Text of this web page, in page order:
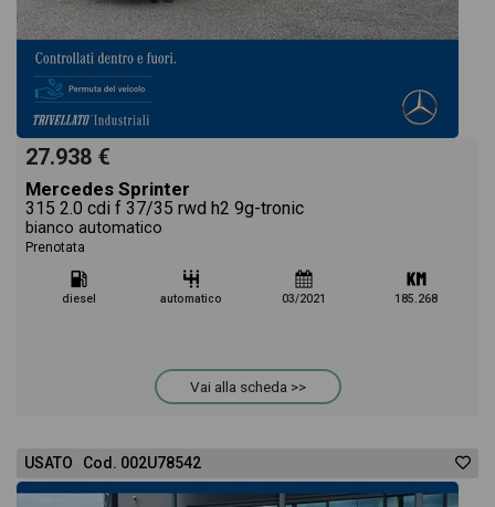
27.938 €
Mercedes Sprinter
315 2.0 cdi f 37/35 rwd h2 9g-tronic
bianco automatico
Prenotata
diesel automatico 03/2021 185.268
Vai alla scheda >>
USATO Cod. 002U78542